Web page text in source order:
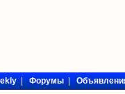
|Форумы|